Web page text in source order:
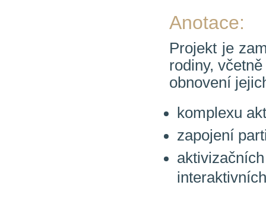
Anotace:
Projekt je
rodiny,
obnovení
komplexu
zapojení